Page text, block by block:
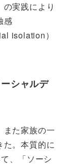
実践により
感
isolation）
シャルデ
また家族の一
た。本質的に
、「ソーシ